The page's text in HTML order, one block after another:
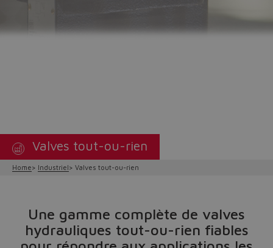
Valves tout-ou-rien
Home Industriel Valves tout-ou-rien
Une gamme complète de valves
hydrauliques tout-ou-rien fiables